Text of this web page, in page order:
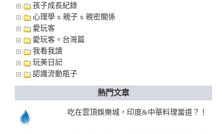
孩子成長紀錄
心理學 x 親子 x 親密關係
愛玩客
愛玩客。台灣篇
我看我讀
玩美日記
認識流動瓶子
熱門文章
吃在雲頂娛樂城，印度&中華料理當道？！